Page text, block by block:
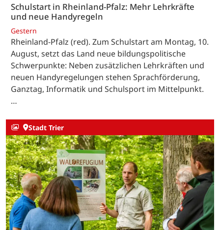
Schulstart in Rheinland-Pfalz: Mehr Lehrkräfte
und neue Handyregeln
Gestern
Rheinland-Pfalz (red). Zum Schulstart am Montag, 10.
August, setzt das Land neue bildungspolitische
Schwerpunkte: Neben zusätzlichen Lehrkräften und
neuen Handyregelungen stehen Sprachförderung,
Ganztag, Informatik und Schulsport im Mittelpunkt.
…
Stadt Trier